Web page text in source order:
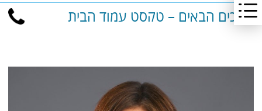
ברוכים הבאים – טקסט עמוד הבית